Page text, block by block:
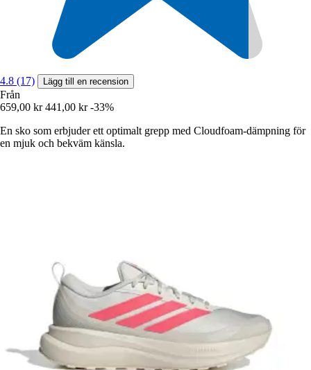
4.8 (17) Lägg till en recension
Från
659,00 kr 441,00 kr -33%
En sko som erbjuder ett optimalt grepp med Cloudfoam-dämpning för
en mjuk och bekväm känsla.